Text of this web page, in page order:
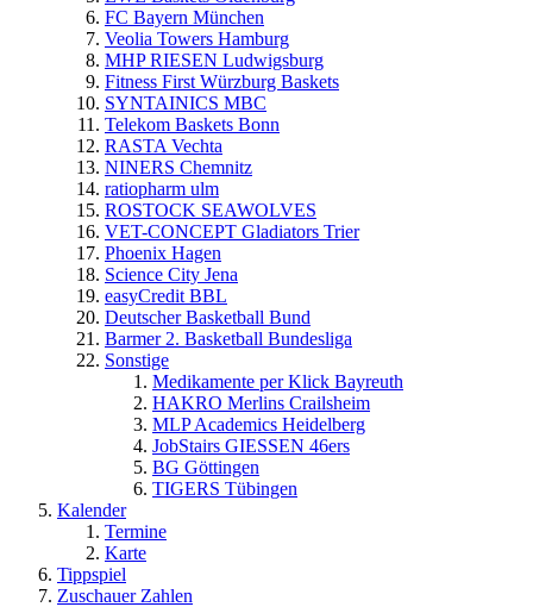
FC Bayern München
Veolia Towers Hamburg
MHP RIESEN Ludwigsburg
Fitness First Würzburg Baskets
SYNTAINICS MBC
Telekom Baskets Bonn
RASTA Vechta
NINERS Chemnitz
ratiopharm ulm
ROSTOCK SEAWOLVES
VET-CONCEPT Gladiators Trier
Phoenix Hagen
Science City Jena
easyCredit BBL
Deutscher Basketball Bund
Barmer 2. Basketball Bundesliga
Sonstige
Medikamente per Klick Bayreuth
HAKRO Merlins Crailsheim
MLP Academics Heidelberg
JobStairs GIESSEN 46ers
BG Göttingen
TIGERS Tübingen
Kalender
Termine
Karte
Tippspiel
Zuschauer Zahlen